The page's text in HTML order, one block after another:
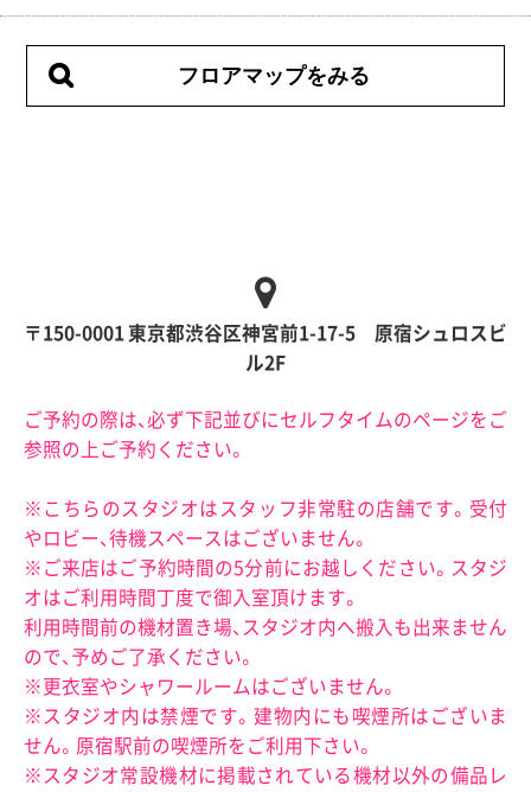
フロアマップをみる
〒150-0001 東京都渋谷区神宮前1-17-5 原宿シュロスビ
ル2F
ご予約の際は、必ず下記並びにセルフタイムのページをご
参照の上ご予約ください。
※こちらのスタジオはスタッフ非常駐の店舗です。受付
やロビー、待機スペースはございません。
※ご来店はご予約時間の5分前にお越しください。スタジ
オはご利用時間丁度で御入室頂けます。
利用時間前の機材置き場、スタジオ内へ搬入も出来ません
ので、予めご了承ください。
※更衣室やシャワールームはございません。
※スタジオ内は禁煙です。建物内にも喫煙所はございま
せん。原宿駅前の喫煙所をご利用下さい。
※スタジオ常設機材に掲載されている機材以外の備品レ